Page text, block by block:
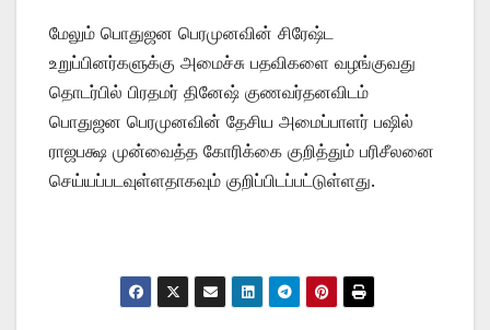
மேலும் பொதுஜன பெரமுனவின் சிரேஷ்ட
உறுப்பினர்களுக்கு அமைச்சு பதவிகளை வழங்குவது
தொடர்பில் பிரதமர் தினேஷ் குணவர்தனவிடம்
பொதுஜன பெரமுனவின் தேசிய அமைப்பாளர் பஷில்
ராஜபக்ஷ முன்வைத்த கோரிக்கை குறித்தும் பரிசீலனை
செய்யப்படவுள்ளதாகவும் குறிப்பிடப்பட்டுள்ளது.